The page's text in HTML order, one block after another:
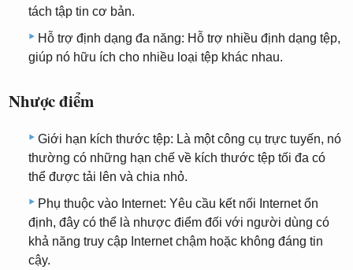
tách tập tin cơ bản.
Hỗ trợ định dạng đa năng: Hỗ trợ nhiều định dạng tệp,
giúp nó hữu ích cho nhiều loại tệp khác nhau.
Nhược điểm
Giới hạn kích thước tệp: Là một công cụ trực tuyến, nó
thường có những hạn chế về kích thước tệp tối đa có
thể được tải lên và chia nhỏ.
Phụ thuộc vào Internet: Yêu cầu kết nối Internet ổn
định, đây có thể là nhược điểm đối với người dùng có
khả năng truy cập Internet chậm hoặc không đáng tin
cậy.